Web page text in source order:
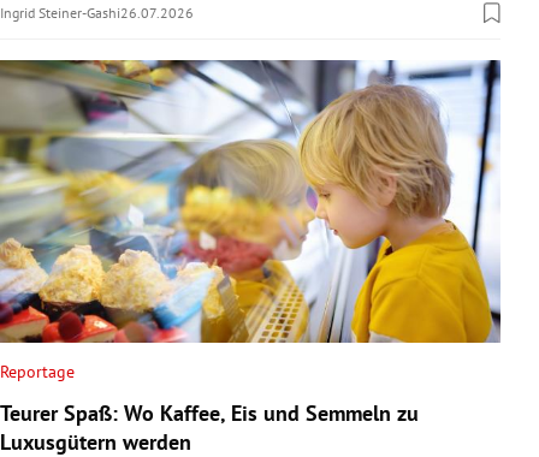
Ingrid Steiner-Gashi26.07.2026
Reportage
Teurer Spaß: Wo Kaffee, Eis und Semmeln zu
Luxusgütern werden